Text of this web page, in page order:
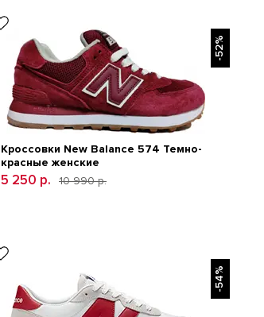
-52%
Кроссовки New Balance 574 Темно-
красные женские
5 250 р. 10 990 р.
-54%